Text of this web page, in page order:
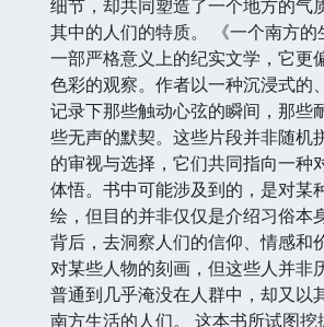
细节，却共同塑造了一个地方的气
其中的人们的特质。 《一个南方
一部严格意义上的纪实文学，它更
色彩的观察。作者以一种沉浸式的
记录下那些触动心弦的瞬间，那些
些无声的默契。这些片段并非随机
的审视与选择，它们共同指向一种
体悟。书中可能涉及到的，是对某
绘，但目的并非仅仅是介绍习俗本
背后，去洞察人们的信仰、情感和
对某些人物的刻画，但这些人并非
普通到几乎淹没在人群中，却又以
南方生活的人们。 这本书所试图挖